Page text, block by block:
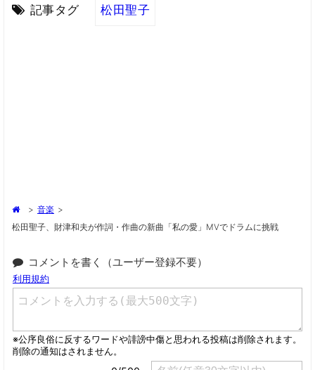
記事タグ 松田聖子
> 音楽 >
松田聖子、財津和夫が作詞・作曲の新曲「私の愛」MVでドラムに挑戦
コメントを書く（ユーザー登録不要）